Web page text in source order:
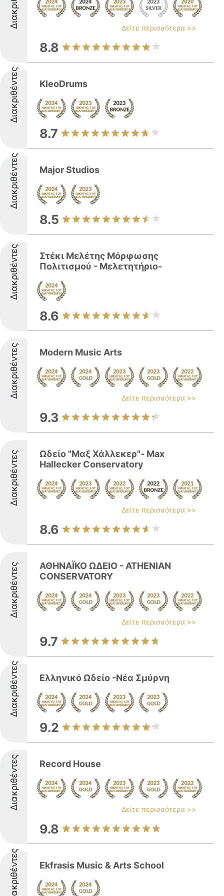
Δείτε περισσότερα >>
8.8
Διακριθέντες KleoDrums
8.7
Διακριθέντες Major Studios
8.5
Διακριθέντες
Στέκι Μελέτης Μόρφωσης
Πολιτισμού - Μελετητήριο-
8.6
Διακριθέντες Modern Music Arts
Δείτε περισσότερα >>
9.3
Διακριθέντες
Ωδείο "Μαξ Χάλλεκερ"- Max
Hallecker Conservatory
Δείτε περισσότερα >>
8.6
Διακριθέντες
ΑΘΗΝΑΪΚΟ ΩΔΕΙΟ - ATHENIAN
CONSERVATORY
Δείτε περισσότερα >>
9.7
Διακριθέντες Ελληνικό Ωδείο -Νέα Σμύρνη
9.2
Διακριθέντες Record House
Δείτε περισσότερα >>
9.8
Διακριθέντες Ekfrasis Music & Arts School